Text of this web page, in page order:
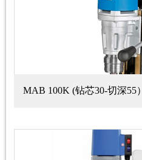
MAB 100K (钻芯30-切深55）